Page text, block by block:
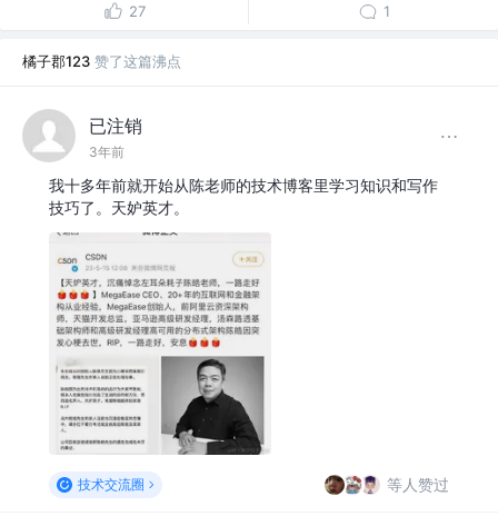
27 1
橘子郡123 赞了这篇沸点
已注销
3年前
我十多年前就开始从陈老师的技术博客里学习知识和写作
技巧了。天妒英才。
技术交流圈 等人赞过